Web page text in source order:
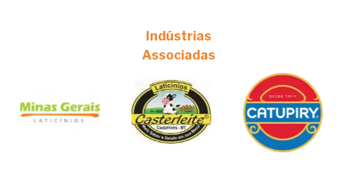
Indústrias
Associadas